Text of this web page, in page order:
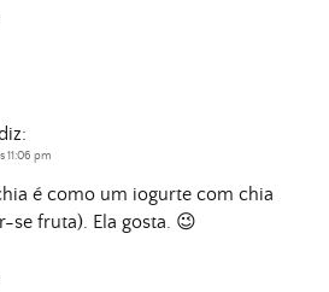
11:06 pm
é como um iogurte com chia
se fruta). Ela gosta. 😉